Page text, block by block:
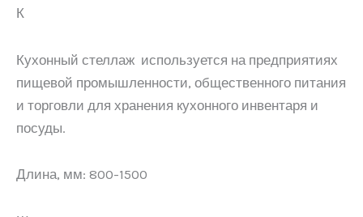
К
Кухонный стеллаж используется на предприятиях
пищевой промышленности, общественного питания
и торговли для хранения кухонного инвентаря и
посуды.
Длина, мм: 800-1500